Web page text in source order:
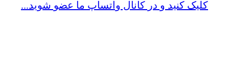
کلیک کنید و در کانال واتساپ ما عضو شوید...